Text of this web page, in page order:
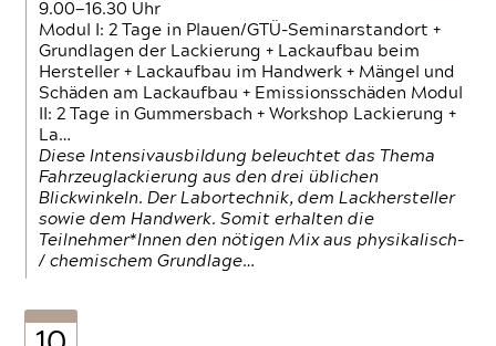
9.00—16.30 Uhr
Modul I: 2 Tage in Plauen/GTÜ-Seminarstandort +
Grundlagen der Lackierung + Lackaufbau beim
Hersteller + Lackaufbau im Handwerk + Mängel und
Schäden am Lackaufbau + Emissionsschäden Modul
II: 2 Tage in Gummersbach + Workshop Lackierung +
La…
Diese Intensivausbildung beleuchtet das Thema
Fahrzeuglackierung aus den drei üblichen
Blickwinkeln. Der Labortechnik, dem Lackhersteller
sowie dem Handwerk. Somit erhalten die
Teilnehmer*Innen den nötigen Mix aus physikalisch-
/ chemischem Grundlage…